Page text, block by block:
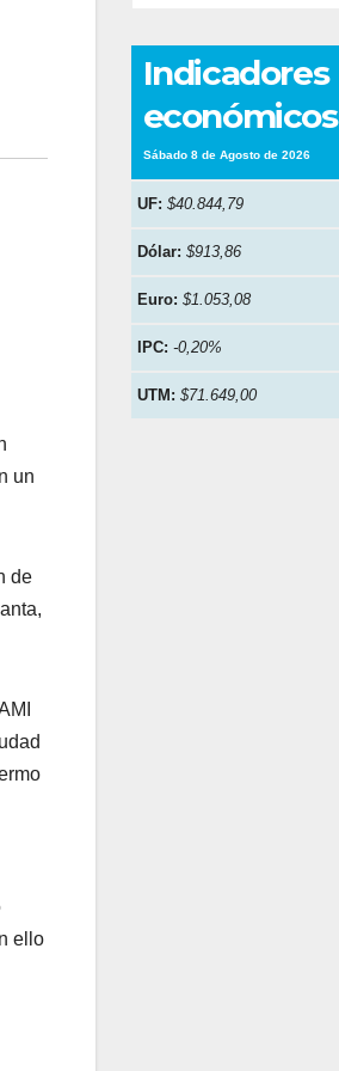
un
de
ello
Indicadores
económicos
Sábado 8 de Agosto de 2026
UF: $40.844,79
Dólar: $913,86
Euro: $1.053,08
IPC: -0,20%
UTM: $71.649,00